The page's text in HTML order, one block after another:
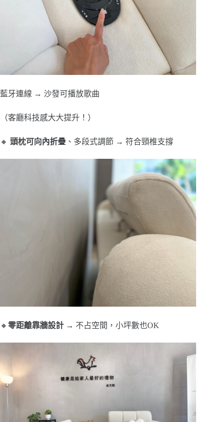
藍牙連線 → 沙發可播放歌曲
（客廳科技感大大提升！）
🔸 頭枕可向內折疊 、多段式調節 → 符合頸椎支撐
🔸 零距離靠牆設計 → 不占空間，小坪數也OK